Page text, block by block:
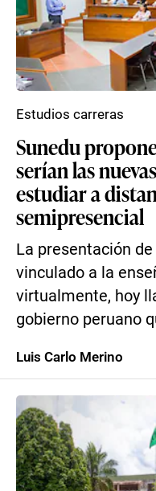
Sunedu
serían las
estudiar a
semipresencial
La presentación
vinculado a la
virtualmente, hoy
gobierno peruano
Estudios carreras
Luis Carlo Merino